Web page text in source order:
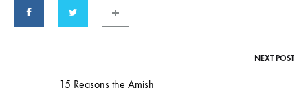
NEXT POST
15 Reasons the Amish